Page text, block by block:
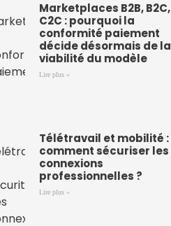
Marketplaces B2B, B2C,
C2C : pourquoi la
conformité paiement
décide désormais de la
viabilité du modèle
Lire plus »
Télétravail et mobilité :
comment sécuriser les
connexions
professionnelles ?
Lire plus »